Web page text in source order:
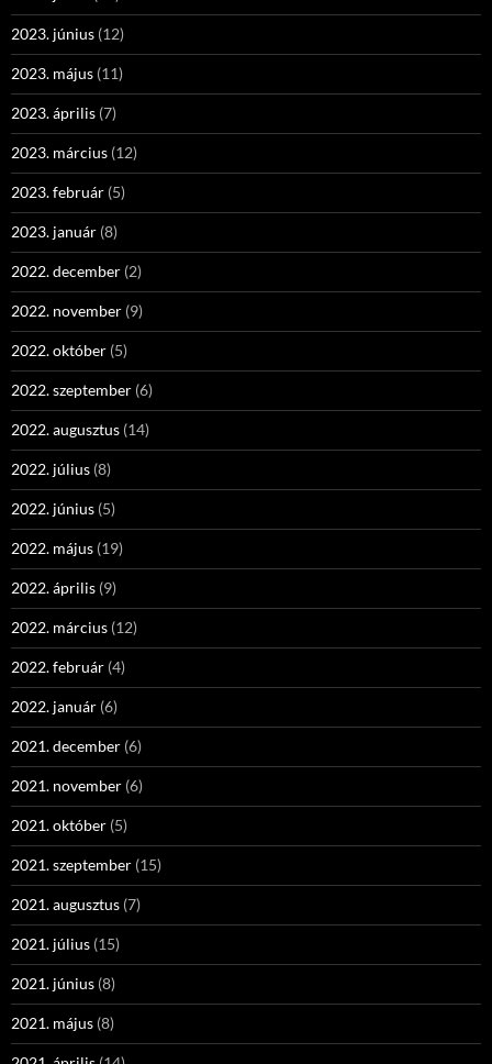
2023. június (12)
2023. május (11)
2023. április (7)
2023. március (12)
2023. február (5)
2023. január (8)
2022. december (2)
2022. november (9)
2022. október (5)
2022. szeptember (6)
2022. augusztus (14)
2022. július (8)
2022. június (5)
2022. május (19)
2022. április (9)
2022. március (12)
2022. február (4)
2022. január (6)
2021. december (6)
2021. november (6)
2021. október (5)
2021. szeptember (15)
2021. augusztus (7)
2021. július (15)
2021. június (8)
2021. május (8)